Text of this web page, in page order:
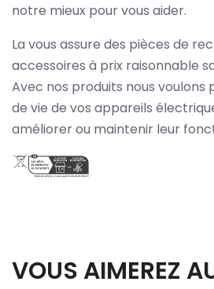
notre mieux pour vous aider.
La vous assure des pièces de
accessoires à prix raisonnable
Avec nos produits nous voulons
de vie de vos appareils
améliorer ou maintenir leur
VOUS AIMEREZ